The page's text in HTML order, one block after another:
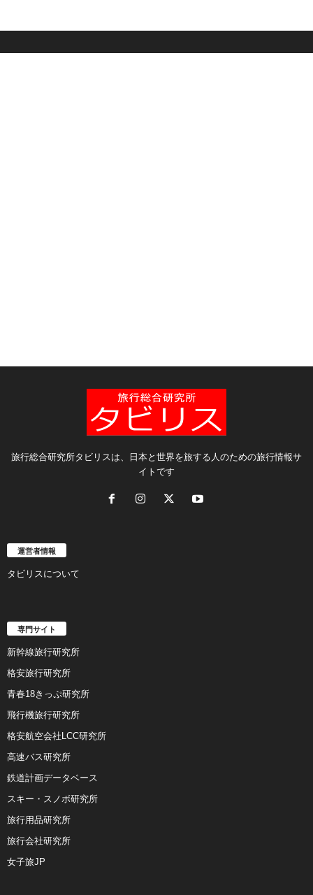
旅行総合研究所タビリスは、日本と世界を旅する人のための旅行情報サ
イトです
運営者情報
タビリスについて
専門サイト
新幹線旅行研究所
格安旅行研究所
青春18きっぷ研究所
飛行機旅行研究所
格安航空会社LCC研究所
高速バス研究所
鉄道計画データベース
スキー・スノボ研究所
旅行用品研究所
旅行会社研究所
女子旅JP